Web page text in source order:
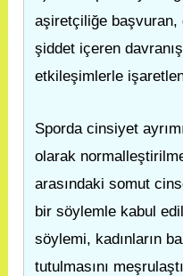
aşiretçiliğe başvuran,
şiddet içeren
etkileşimlerle
Sporda cinsiyet
olarak
arasındaki somut
bir söylemle kabul
söylemi, kadınların
tutulmasını